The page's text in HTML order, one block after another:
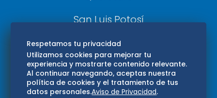
San Luis Potosí
Edomex
Consultas
Hidalgo
Respetamos tu privacidad
Utilizamos cookies para mejorar tu
experiencia y mostrarte contenido relevante.
Al continuar navegando, aceptas nuestra
política de cookies y el tratamiento de tus
datos personales.Aviso de Privacidad.